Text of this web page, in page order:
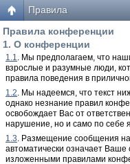
Правила
Правила конференции
1. О конференции
1.1. Мы предполагаем, что
взрослые и разумные люди,
правила поведения в
1.2. Мы надеемся, что текст
однако незнание правил
освобождает Вас от
нарушение, но и само по себе
1.3. Размещение сообщения
автоматически означает Ваше
изложенными правилами